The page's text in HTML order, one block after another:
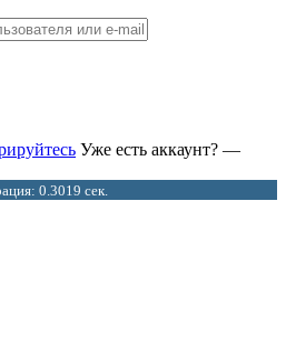
Уже есть аккаунт? —
0.3019 сек.